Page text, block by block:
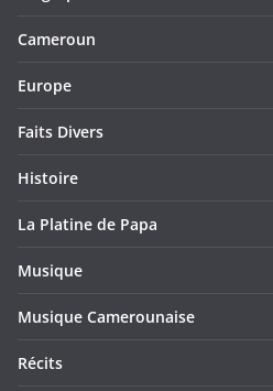
Cameroun
Europe
Faits Divers
Histoire
La Platine de Papa
Musique
Musique Camerounaise
Récits